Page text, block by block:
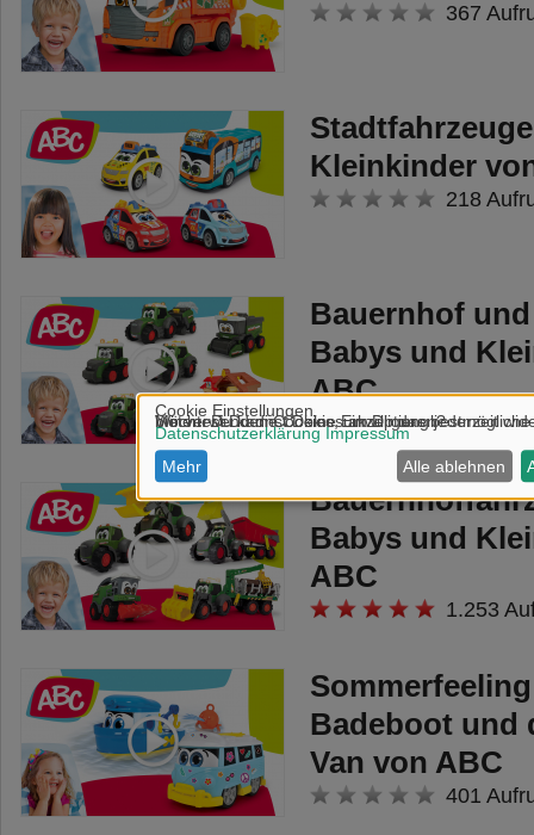
367
Kleinkinder
218
Bauernhof
Babys und
ABC
691
Babys und
ABC
1.253
Badeboot und
Van von ABC
401